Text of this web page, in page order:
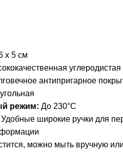
x 5 см
углеродистая
антипригарное
режим: До 230°C
Удобные широкие ручки для
можно мыть вручную